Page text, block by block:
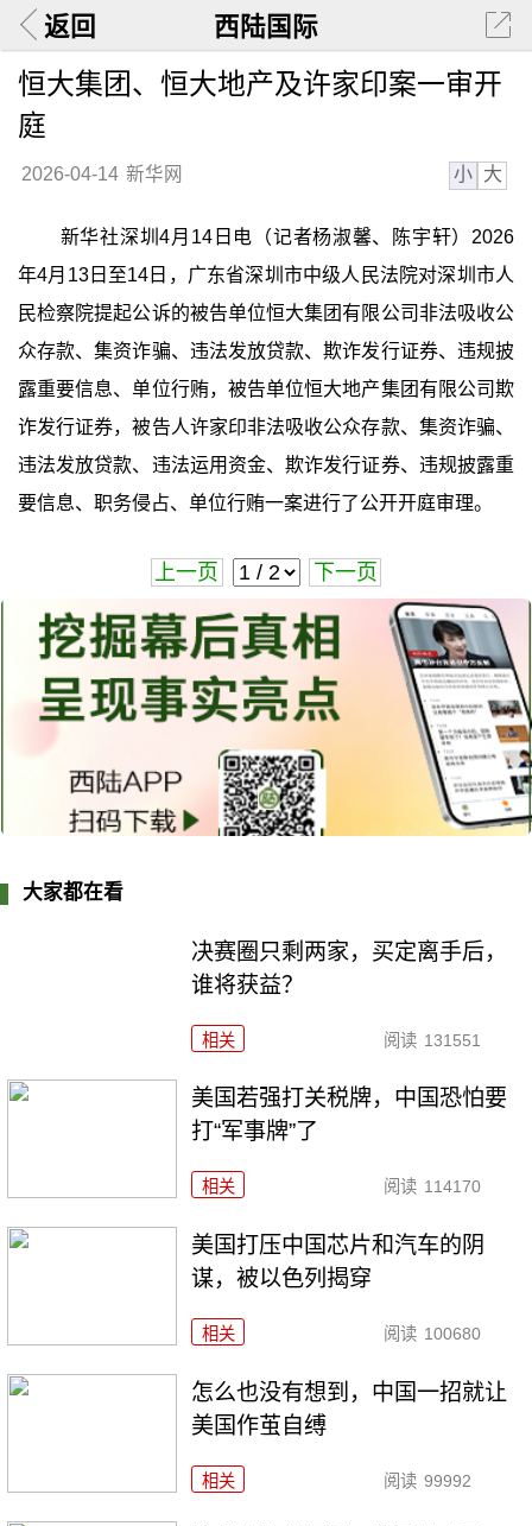
返回 西陆国际
恒大集团、恒大地产及许家印案一审开
庭
2026-04-14 新华网 小 大
新华社深圳4月14日电（记者杨淑馨、陈宇轩）2026
年4月13日至14日，广东省深圳市中级人民法院对深圳市人
民检察院提起公诉的被告单位恒大集团有限公司非法吸收公
众存款、集资诈骗、违法发放贷款、欺诈发行证券、违规披
露重要信息、单位行贿，被告单位恒大地产集团有限公司欺
诈发行证券，被告人许家印非法吸收公众存款、集资诈骗、
违法发放贷款、违法运用资金、欺诈发行证券、违规披露重
要信息、职务侵占、单位行贿一案进行了公开开庭审理。
上一页 下一页
大家都在看
决赛圈只剩两家，买定离手后，
谁将获益？
相关 阅读 131551
美国若强打关税牌，中国恐怕要
打“军事牌”了
相关 阅读 114170
美国打压中国芯片和汽车的阴
谋，被以色列揭穿
相关 阅读 100680
怎么也没有想到，中国一招就让
美国作茧自缚
相关 阅读 99992